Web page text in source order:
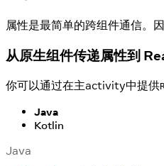
属性是最简单的跨组件通信。
从原生组件传递属性到
你可以通过在主activity中提供
Java
Kotlin
Java